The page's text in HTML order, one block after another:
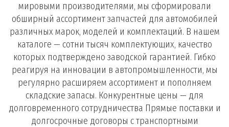
мировыми производителями, мы сформировали
обширный ассортимент запчастей для автомобилей
различных марок, моделей и комплектаций. В нашем
каталоге — сотни тысяч комплектующих, качество
которых подтверждено заводской гарантией. Гибко
реагируя на инновации в автопромышленности, мы
регулярно расширяем ассортимент и пополняем
складские запасы. Конкурентные цены — для
долговременного сотрудничества Прямые поставки и
долгосрочные договоры с транспортными